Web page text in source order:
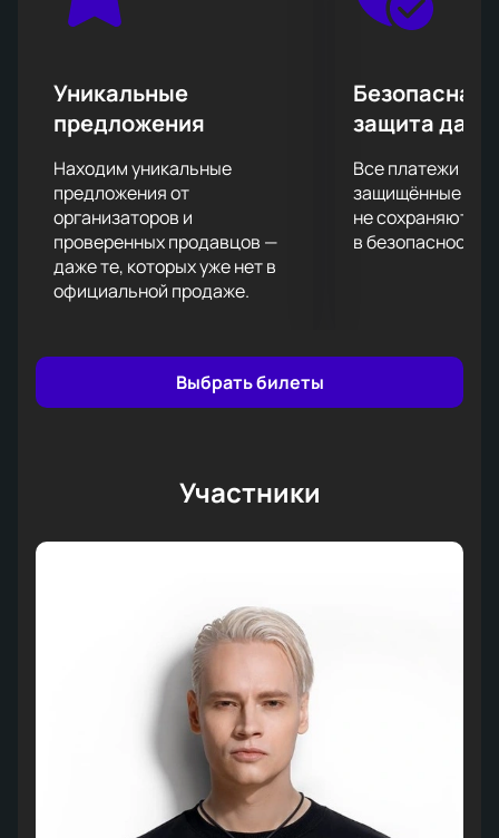
деятельности и самостоятельное продюсирование
Не упустите возможность увидеть выступление
Shaman вживую. Купить билеты на концерт 24
сентября в Металлург-Форум можно уже сейчас. Не
откладывайте, ведь количество мест ограничено.
Уникальные
предложения
Находим уникальные
предложения от
организаторов и
проверенных продавцов —
даже те, которых уже нет в
официальной продаже.
Безопасная
защита
Все платежи
защищённые
не сохраняются
в безопасности.
Выбрать билеты
Участники